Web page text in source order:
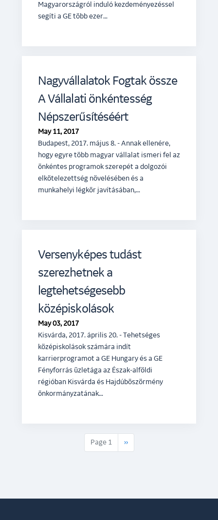
Magyarországról induló kezdeményezéssel
segíti a GE több ezer…
Nagyvállalatok Fogtak össze
A Vállalati önkéntesség
Népszerűsítéséért
May 11, 2017
Budapest, 2017. május 8. - Annak ellenére,
hogy egyre több magyar vállalat ismeri fel az
önkéntes programok szerepét a dolgozói
elkötelezettség növelésében és a
munkahelyi légkör javításában,…
Versenyképes tudást
szerezhetnek a
legtehetségesebb
középiskolások
May 03, 2017
Kisvárda, 2017. április 20. - Tehetséges
középiskolások számára indít
karrierprogramot a GE Hungary és a GE
Fényforrás üzletága az Észak-alföldi
régióban Kisvárda és Hajdúböszörmény
önkormányzatának…
Page 1 Next page
››